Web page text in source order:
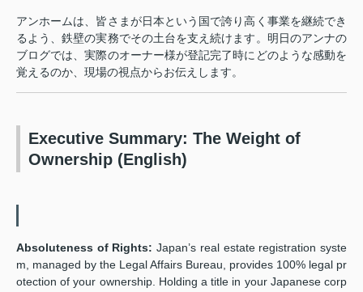
アンホームは、皆さまが日本という国で誇り高く事業を継続でき
るよう、鉄壁の実務でその土台を支え続けます。明日のアンナの
ブログでは、実際のオーナー様が登記完了時にどのような感動を
覚えるのか、現場の視点からお伝えします。
Executive Summary: The Weight of
Ownership (English)
Absoluteness of Rights: Japan’s real estate registration syste
m, managed by the Legal Affairs Bureau, provides 100% legal pr
otection of your ownership. Holding a title in your Japanese corp